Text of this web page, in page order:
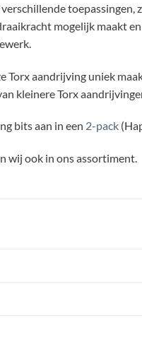
toepassingen,
mogelijk maakt
Torx aandrijving uniek
kleinere Torx
bits aan in een 2-pack
wij ook in ons assortiment.